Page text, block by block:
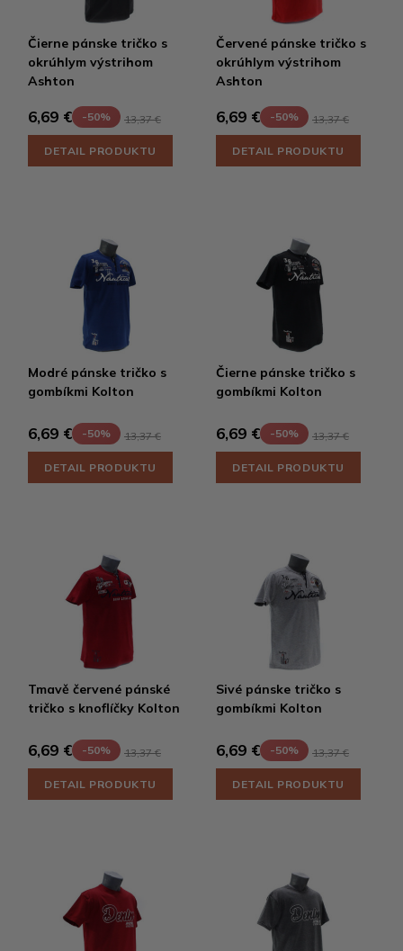
Čierne pánske tričko s
okrúhlym výstrihom
Ashton
6,69 € -50% 13,37 €
DETAIL PRODUKTU
Červené pánske tričko s
okrúhlym výstrihom
Ashton
6,69 € -50% 13,37 €
DETAIL PRODUKTU
Modré pánske tričko s
gombíkmi Kolton
6,69 € -50% 13,37 €
DETAIL PRODUKTU
Čierne pánske tričko s
gombíkmi Kolton
6,69 € -50% 13,37 €
DETAIL PRODUKTU
Tmavě červené pánské
tričko s knoflíčky Kolton
6,69 € -50% 13,37 €
DETAIL PRODUKTU
Sivé pánske tričko s
gombíkmi Kolton
6,69 € -50% 13,37 €
DETAIL PRODUKTU